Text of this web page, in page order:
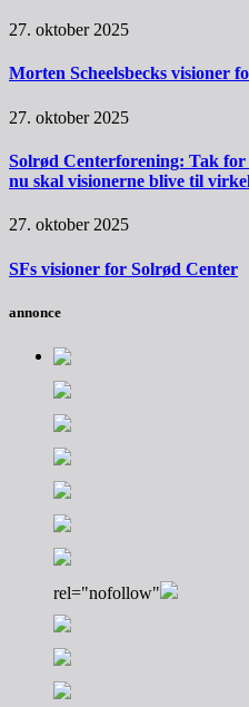
27. oktober 2025
Morten Scheelsbecks visioner
27. oktober 2025
Solrød Centerforening: Tak
nu skal visionerne blive til
27. oktober 2025
SFs visioner for Solrød Center
annonce
rel="nofollow"